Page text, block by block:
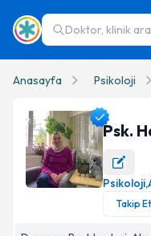
Doktor, klinik
Anasayfa Psikoloji
Psk. Habibe Can Profil
Psk.
Psikoloji,
Takip Et